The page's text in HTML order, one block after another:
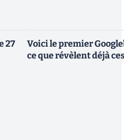
27
Voici le premier
ce que révèlent déjà